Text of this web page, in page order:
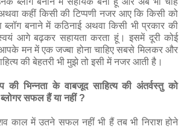
कहीं किसी की टिप्‍पणी नजर आए कि किसी को
ब्‍लॉग बनाने में कठिनाई अथवा किसी भी प्रकार की
स्‍वयं आगे बढ़कर सहायता करता हूं। इसमें दूरी कोई
मन में एक जज्‍बा होना चाहिए सबसे मिलकर और
की बेहतरी भी मुझे तो इसी में नजर आती है।
की भिन्नता के वाबजूद साहित्य की अंतर्वस्तु को
सफल हैं या नहीं ?
काल में उतने सफल नहीं भी हैं तब भी निराश होने